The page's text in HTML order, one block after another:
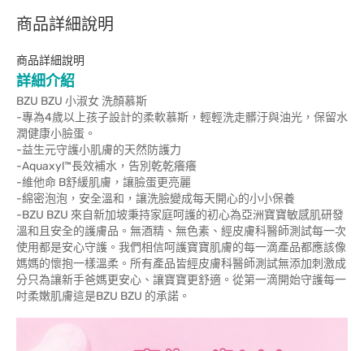
商品詳細說明
商品詳細說明
詳細介紹
BZU BZU 小淑女 洗顏慕斯
-專為4歲以上孩子設計的柔軟慕斯，輕輕洗走髒汙與油光，保留水
潤健康小臉蛋。
-益生元守護小肌膚的天然防護力
-Aquaxyl™長效補水，告別乾乾癢癢
-維他命 B舒緩肌膚，讓臉蛋更亮麗
-綿密泡泡，安全溫和，讓洗臉變成每天開心的小小保養
-BZU BZU 來自新加坡秉持家庭呵護的初心為亞洲寶寶敏感肌研發
溫和且安全的護膚品。無酒精、無色素、經皮膚科醫師測試每一次
使用都是安心守護。我們相信呵護寶寶肌膚的每一滴產品都應該像
媽媽的懷抱一樣溫柔。所有產品皆經皮膚科醫師測試無添加刺激成
分只為讓新手爸媽更安心、讓寶寶更舒適。從第一滴開始守護每一
吋柔嫩肌膚這是BZU BZU 的承諾。